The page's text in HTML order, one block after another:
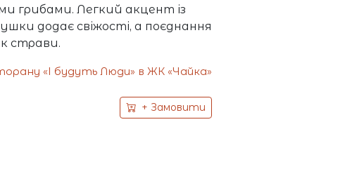
грибами. Легкий акцент із
додає свіжості, а поєднання
страви.
«І будуть Люди» в ЖК «Чайка»
+ Замовити